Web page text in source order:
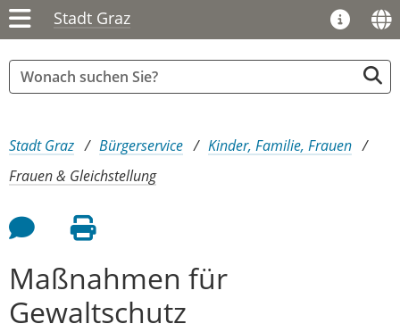
Stadt Graz
Sie sind hier:
Stadt Graz Bürgerservice
Kinder, Familie, Frauen
Frauen & Gleichstellung
Feedback an Autor
Seite drucken
Maßnahmen für
Gewaltschutz